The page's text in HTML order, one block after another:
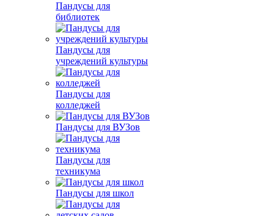
Пандусы для
библиотек
Пандусы для
учреждений культуры
Пандусы для
колледжей
Пандусы для ВУЗов
Пандусы для
техникума
Пандусы для школ